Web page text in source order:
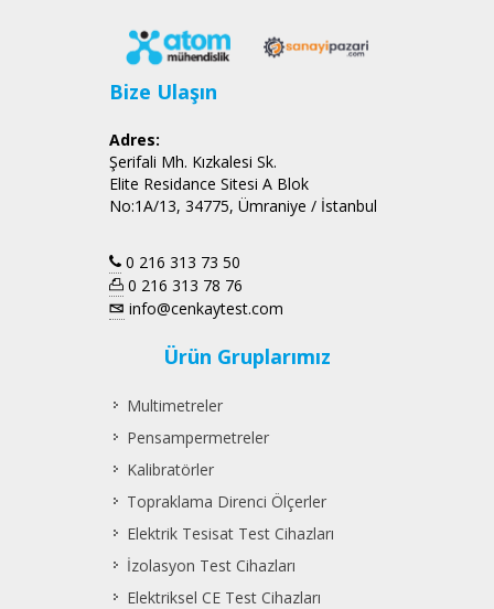
Bize Ulaşın
Adres:
Şerifali Mh. Kızkalesi Sk.
Elite Residance Sitesi A Blok
No:1A/13, 34775, Ümraniye / İstanbul
0 216 313 73 50
0 216 313 78 76
info@cenkaytest.com
Ürün Gruplarımız
Multimetreler
Pensampermetreler
Kalibratörler
Topraklama Direnci Ölçerler
Elektrik Tesisat Test Cihazları
İzolasyon Test Cihazları
Elektriksel CE Test Cihazları